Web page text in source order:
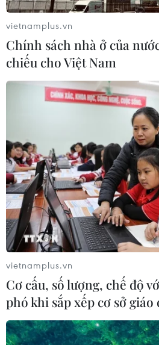
vietnamplus.vn
Chính sách nhà ở của
chiếu cho Việt Nam
vietnamplus.vn
Cơ cấu, số lượng, chế độ
phó khi sắp xếp cơ sở giáo